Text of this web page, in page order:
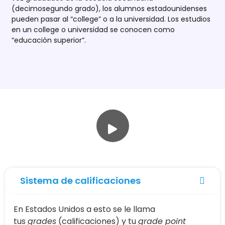
(decimosegundo grado), los alumnos estadounidenses
pueden pasar al “college” o a la universidad. Los estudios
en un college o universidad se conocen como
“educación superior”.
Sistema de calificaciones
En Estados Unidos a esto se le llama
tusgrades (calificaciones) y tugrade point